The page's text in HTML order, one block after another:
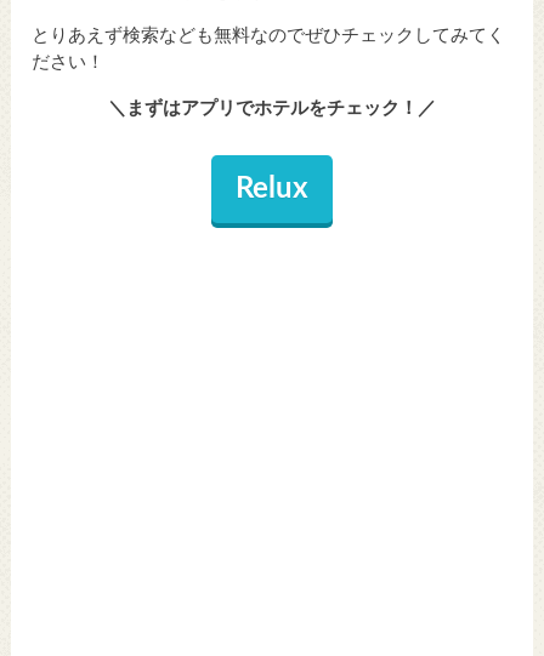
とりあえず検索なども無料なのでぜひチェックしてみてく
ださい！
＼まずはアプリでホテルをチェック！／
Relux